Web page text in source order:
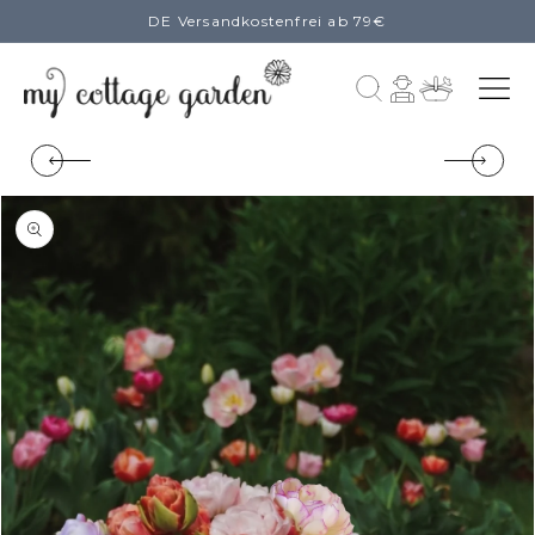
Inhalt
DE Versandkostenfrei ab 79€
Einloggen
Warenkorb